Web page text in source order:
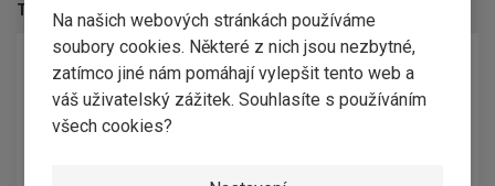
Na našich webových stránkách používáme
soubory cookies. Některé z nich jsou nezbytné,
zatímco jiné nám pomáhají vylepšit tento web a
váš uživatelský zážitek. Souhlasíte s používáním
všech cookies?
Text dotazu*